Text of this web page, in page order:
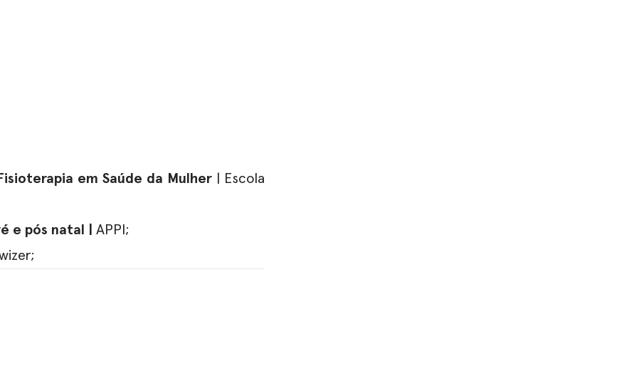
em Saúde da Mulher | Escola
e pós natal |
APPI;